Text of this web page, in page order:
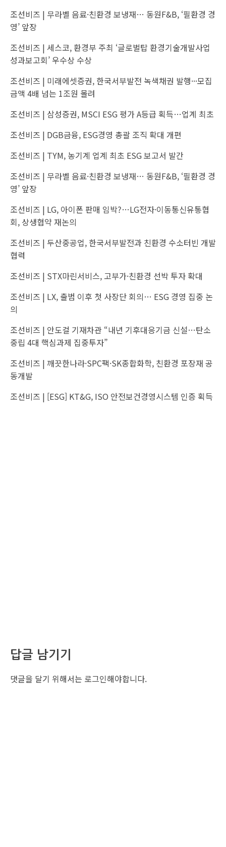
조선비즈 | 무라벨 음료·친환경 보냉재… 동원F&B, ‘필환경 경
영’ 앞장
조선비즈 | 세스코, 환경부 주최 ‘글로벌탑 환경기술개발사업
성과보고회’ 우수상 수상
조선비즈 | 미래에셋증권, 한국서부발전 녹색채권 발행···모집
금액 4배 넘는 1조원 몰려
조선비즈 | 삼성증권, MSCI ESG 평가 A등급 획득…업계 최초
조선비즈 | DGB금융, ESG경영 총괄 조직 확대 개편
조선비즈 | TYM, 농기계 업계 최초 ESG 보고서 발간
조선비즈 | 무라벨 음료·친환경 보냉재… 동원F&B, ‘필환경 경
영’ 앞장
조선비즈 | LG, 아이폰 판매 임박?…LG전자·이동통신유통협
회, 상생협약 재논의
조선비즈 | 두산중공업, 한국서부발전과 친환경 수소터빈 개발
협력
조선비즈 | STX마린서비스, 고부가·친환경 선박 투자 확대
조선비즈 | LX, 출범 이후 첫 사장단 회의… ESG 경영 집중 논
의
조선비즈 | 안도걸 기재차관 “내년 기후대응기금 신설…탄소
중립 4대 핵심과제 집중투자”
조선비즈 | 깨끗한나라·SPC팩·SK종합화학, 친환경 포장재 공
동개발
조선비즈 | [ESG] KT&G, ISO 안전보건경영시스템 인증 획득
답글 남기기
댓글을 달기 위해서는 로그인해야합니다.